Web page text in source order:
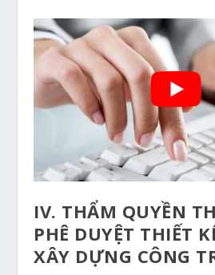
IV. THẨM QUYỀN
PHÊ DUYỆT THIẾT
XÂY DỰNG CÔNG